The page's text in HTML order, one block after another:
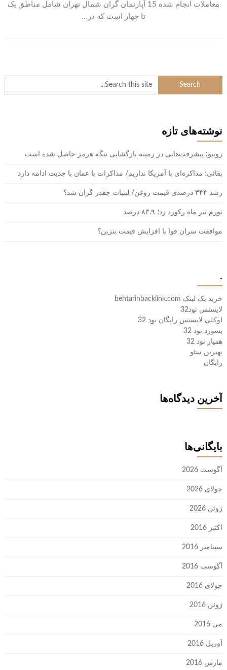
معاملات انجام شده 15 آپارتمان گران شمال تهران شامل مناطق یک
تا چهار است که در...
نوشته‌های تازه
روبیو: پیشرفت‌هایی در زمینه بازگشایی تنگه هرمز حاصل شده است
بقائی: مذاکره‌ای با آمریکا نداریم/ مذاکرات با عمان با جدیت ادامه دارد
رشد ۳۴۴ درصدی قیمت روغن/ لبنیات چقدر گران شد؟
تورم تیر ماه رکورد زد؛ ۸۳.۹ درصد
موافقت سران قوا با افزایش قیمت بنزین؟
.
خرید بک لینک behtarinbacklink.com
لایسنس نود32
اوکلی لایسنس رایگان نود 32
پسورد نود 32
همیار نود 32
بهترین سئو
رایگان
آخرین دیدگاه‌ها
بایگانی‌ها
آگوست 2026
جولای 2026
ژوئن 2026
اکتبر 2016
سپتامبر 2016
آگوست 2016
جولای 2016
ژوئن 2016
می 2016
آوریل 2016
مارس 2016